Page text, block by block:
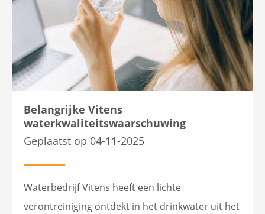
Belangrijke Vitens
waterkwaliteitswaarschuwing
Geplaatst op 04-11-2025
Waterbedrijf Vitens heeft een lichte
verontreiniging ontdekt in het drinkwater uit het